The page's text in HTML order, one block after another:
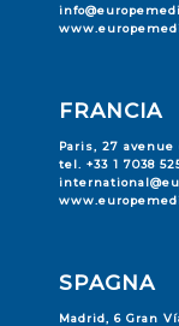
FRANCIA
Paris, 27 avenue
tel. +33 1 7038
SPAGNA
Madrid, 6 Gran